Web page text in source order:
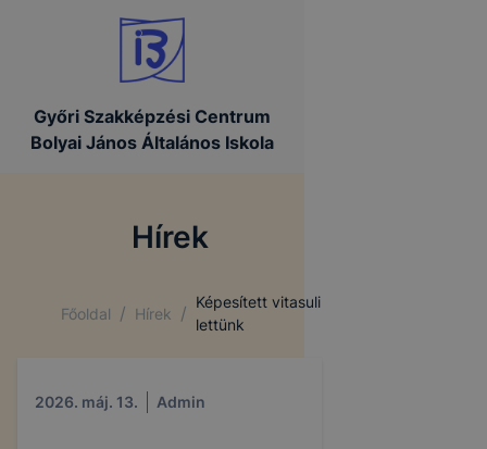
Győri Szakképzési Centrum
Bolyai János Általános Iskola
Hírek
Főoldal / Hírek /
Képesített vitasuli
lettünk
2026. máj. 13. Admin